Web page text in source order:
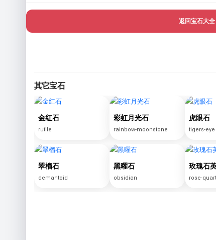
返回宝石大全
其它宝石
金红石
rutile
彩虹月光石
rainbow-moonstone
虎眼石
tigers-eye
翠榴石
demantoid
黑曜石
obsidian
玫瑰石
rose-